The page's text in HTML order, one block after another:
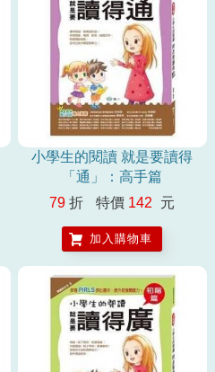
小學生的閱讀 就是要讀得
「通」：高手篇
79 折 特價 142 元
加入購物車